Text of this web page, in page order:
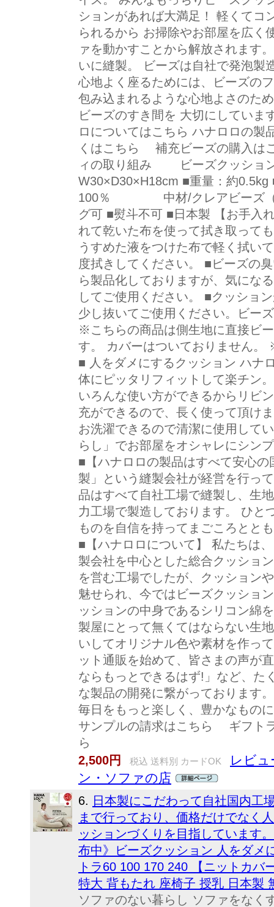
ションがあれば大満足！ 軽くてコ
られるから お掃除やお部屋を広く
ァを動かすことから解放されます
いに縫製。 ビーズは自社で発泡製
心地よく座るためには、ビーズの
包み込まれるような心地よさのた
ビーズのすき間を 大切にしてい
ロについてはこちら ハナロロの
くはこちら 補充ビーズの購入は
ィの取り組み ビーズクッショ
W30×D30×H18cm ■重量：約
100％ 中材/クレアビーズ（発
グ可 ■熨斗不可 ■日本製 【お手入
れて乾いた布を使って拭き取って
うすめた液をつけた布で軽く拭い
度拭きしてください。 ■ビーズの
ら製品化しておりますが、気にな
してご使用ください。 ■クッショ
少し抜いてご使用ください。ビー
※こちらの商品は側生地に直接ビ
す。 カバーはついておりません
■ 人をダメにするクッション ハナ
体にピッタリフィットして楽チン
いろんな使い方ができるからリビ
充ができるので、長く使って頂け
お洗濯できるので清潔に使用して
らし」でお部屋をオシャレにシン
■【ハナロロの製品はすべて安心
製」という縫製会社が経営を行っ
品はすべて自社工場で縫製し、生
力工場で製造しております。 ひと
ものを自信を持ってまごころとと
■【ハナロロについて】 私たちは
製会社を中心とした総合クッショ
を営む工場でしたが、クッション
魅せられ、今ではビーズクッショ
ッションの中身であるシリコン綿
製屋にとって無くてはならない生
いしてオリジナル色や素材を作っ
ット通販を始めて、皆さまの声が
ならもっとできるはず!」など、た
な製品の開発に繋がっております
毎日をもっと楽しく、豊かなもの
サンプルの請求はこちら ギフト
ら
2,500円
税込 送料別 カードOK
レビュ
ン・ソファの店
6. 日本製にこだわって自社国内工
まで行っており、価格だけでなく
ッションづくりを目指しています
布中》ビーズクッション 人をダメ
トラ60 100 170 240 【ニットカバ
特大 背もたれ 座椅子 授乳 日本製
ソファのない暮らし ソファをなく